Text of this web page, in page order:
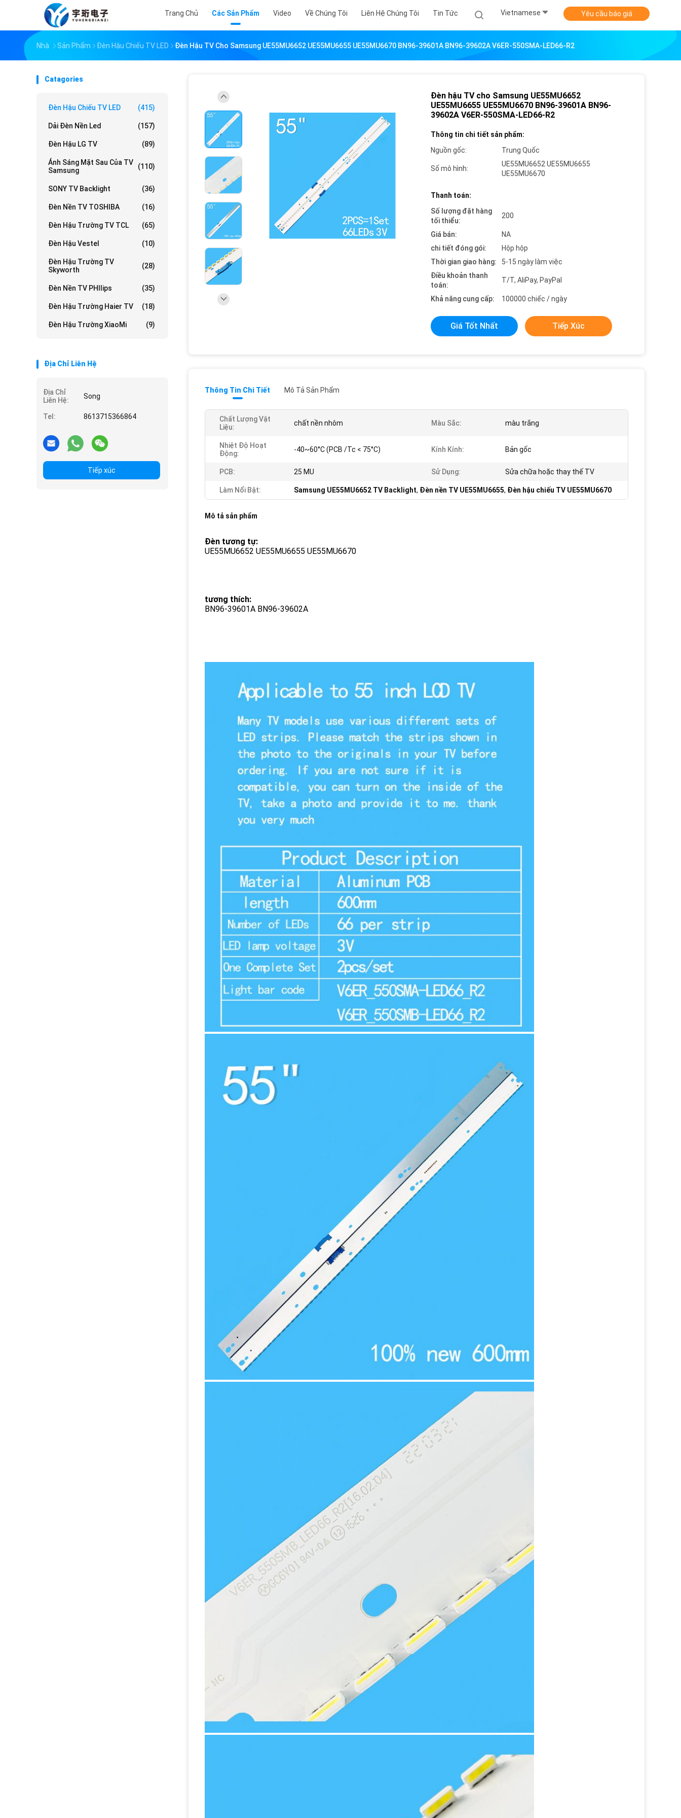
Trang Chủ Các Sản Phẩm Video Về Chúng Tôi Liên Hệ Chúng Tôi Tin Tức Vietnamese Yêu cầu báo giá
Nhà Sản Phẩm Đèn Hậu Chiếu TV LED Đèn Hậu TV Cho Samsung UE55MU6652 UE55MU6655 UE55MU6670 BN96-39601A BN96-39602A V6ER-550SMA-LED66-R2
Catagories
Đèn Hậu Chiếu TV LED (415)
Dải Đèn Nền Led (157)
Đèn Hậu LG TV (89)
Ánh Sáng Mặt Sau Của TV
Samsung
(110)
SONY TV Backlight (36)
Đèn Nền TV TOSHIBA (16)
Đèn Hậu Trường TV TCL (65)
Đèn Hậu Vestel (10)
Đèn Hậu Trường TV
Skyworth
(28)
Đèn Nền TV PHIlips (35)
Đèn Hậu Trường Haier TV (18)
Đèn Hậu Trường XiaoMi (9)
Địa Chỉ Liên Hệ
Địa Chỉ
Liên Hệ:
Song
Tel: 8613715366864
Tiếp xúc
Đèn hậu TV cho Samsung UE55MU6652
UE55MU6655 UE55MU6670 BN96-39601A BN96-
39602A V6ER-550SMA-LED66-R2
Thông tin chi tiết sản phẩm:
Nguồn gốc:
Trung Quốc
Số mô hình:
UE55MU6652 UE55MU6655
UE55MU6670
Thanh toán:
Số lượng đặt hàng
tối thiểu:
200
Giá bán:
NA
chi tiết đóng gói:
Hộp hộp
Thời gian giao hàng:
5-15 ngày làm việc
Điều khoản thanh
toán:
T/T, AliPay, PayPal
Khả năng cung cấp: 100000 chiếc / ngày
Giá Tốt Nhất Tiếp Xúc
Thông Tin Chi Tiết Mô Tả Sản Phẩm
Chất Lượng Vật
Liệu:
chất nền nhôm Màu Sắc: màu trắng
Nhiệt Độ Hoạt
Động:
-40~60°C (PCB /Tc < 75°C) Kính Kính: Bản gốc
PCB: 25 MU Sử Dụng: Sửa chữa hoặc thay thế TV
Làm Nổi Bật: Samsung UE55MU6652 TV Backlight, Đèn nền TV UE55MU6655, Đèn hậu chiếu TV UE55MU6670
Mô tả sản phẩm
Đèn tương tự:
UE55MU6652 UE55MU6655 UE55MU6670
tương thích:
BN96-39601A BN96-39602A